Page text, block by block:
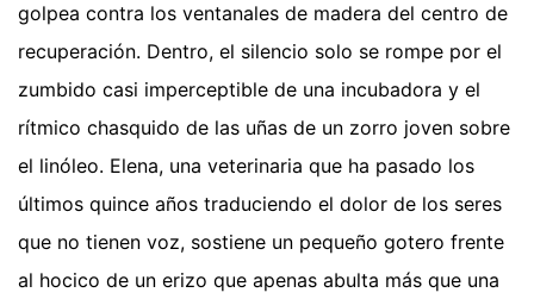
golpea contra los ventanales de madera del centro de
recuperación. Dentro, el silencio solo se rompe por el
zumbido casi imperceptible de una incubadora y el
rítmico chasquido de las uñas de un zorro joven sobre
el linóleo. Elena, una veterinaria que ha pasado los
últimos quince años traduciendo el dolor de los seres
que no tienen voz, sostiene un pequeño gotero frente
al hocico de un erizo que apenas abulta más que una